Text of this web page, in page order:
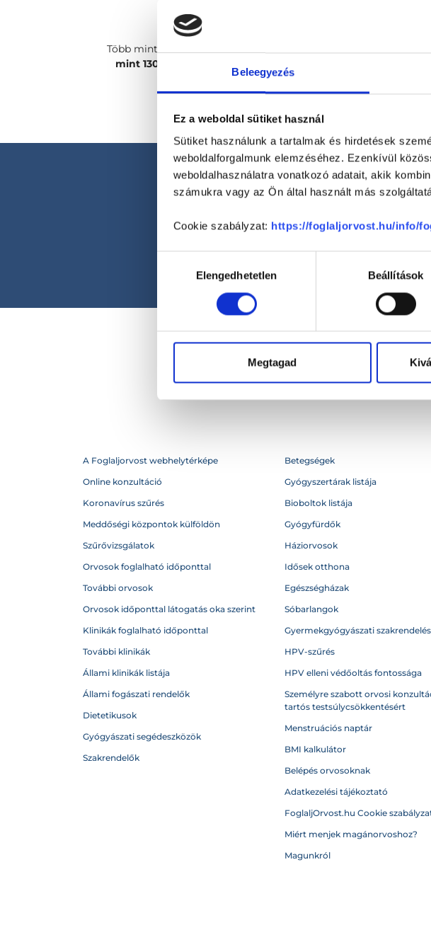
Beleegyezés
Ez a weboldal sütiket használ
Sütiket használunk a tartalmak és hirdetések
weboldalforgalmunk elemzéséhez. Ezenkívül
weboldalhasználatra vonatkozó adatait, akik
számukra vagy az Ön által használt más
Cookie szabályzat: https://foglaljorvost.hu/info/
kiválasztásaElengedhetetlen Beállítások
Megtagad
Több mint
mint 130 szakterületen
A Foglaljorvost webhelytérképe
Online konzultáció
Koronavírus szűrés
Meddőségi központok külföldön
Szűrővizsgálatok
Orvosok foglalható időponttal
További orvosok
Orvosok időponttal látogatás oka szerint
Klinikák foglalható időponttal
További klinikák
Állami klinikák listája
Állami fogászati rendelők
Dietetikusok
Gyógyászati segédeszközök
Szakrendelők
Betegségek
Gyógyszertárak listája
Bioboltok listája
Gyógyfürdők
Háziorvosok
Idősek otthona
Egészségházak
Sóbarlangok
Gyermekgyógyászati
HPV-szűrés
HPV elleni védőoltás fontossága
Személyre szabott orvosi
tartós testsúlycsökkentésért
Menstruációs naptár
BMI kalkulátor
Belépés orvosoknak
Adatkezelési tájékoztató
FoglaljOrvost.hu Cookie
Miért menjek magánorvoshoz?
Magunkról